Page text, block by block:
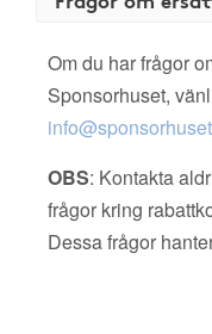
Om du har frågor
Sponsorhuset,
OBS: Kontakta
frågor kring
Dessa frågor